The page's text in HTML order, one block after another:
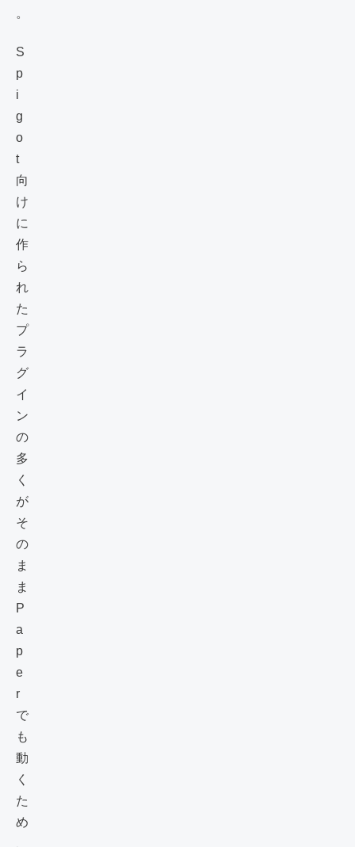
。
S
p
i
g
o
t
向
け
に
作
ら
れ
た
プ
ラ
グ
イ
ン
の
多
く
が
そ
の
ま
ま
P
a
p
e
r
で
も
動
く
た
め